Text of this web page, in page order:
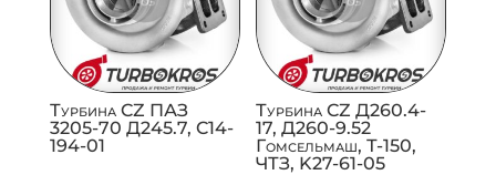
Турбина CZ ПАЗ
3205-70 Д245.7, C14-
194-01
Турбина CZ Д260.4-
17, Д260-9.52
Гомсельмаш, Т-150,
ЧТЗ, K27-61-05